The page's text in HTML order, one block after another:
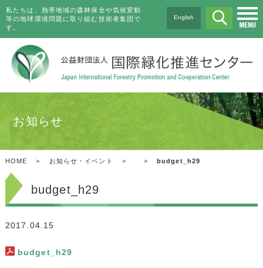
私たちは、熱帯地域の森林保全や気候変動
等の地球環境問題に取り組む技術者集団で
す。
English
お知らせ
HOME > お知らせ・イベント > > budget_h29
budget_h29
2017.04.15
budget_h29